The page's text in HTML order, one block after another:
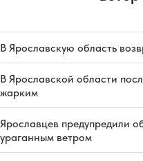
В Ярославскую область
В Ярославской области
жарким
Ярославцев предупредили
ураганным ветром